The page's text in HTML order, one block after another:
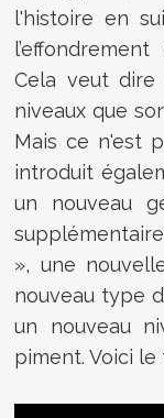
l'histoire en
Cela veut dire
niveaux que
Mais ce n'est
introduit
un nouveau
», une
nouveau type
un nouveau
piment. Voici